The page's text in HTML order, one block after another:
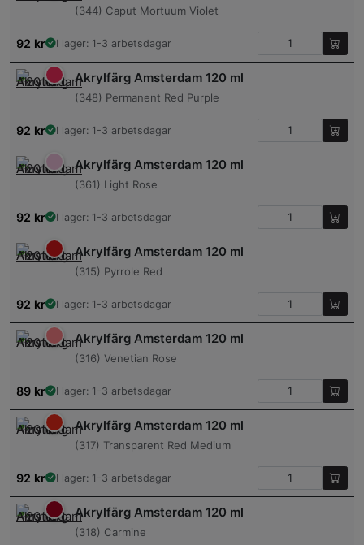
(344) Caput Mortuum Violet
92 kr I lager: 1-3 arbetsdagar
Akrylfärg Amsterdam 120 ml
(348) Permanent Red Purple
92 kr I lager: 1-3 arbetsdagar
Akrylfärg Amsterdam 120 ml
(361) Light Rose
92 kr I lager: 1-3 arbetsdagar
Akrylfärg Amsterdam 120 ml
(315) Pyrrole Red
92 kr I lager: 1-3 arbetsdagar
Akrylfärg Amsterdam 120 ml
(316) Venetian Rose
89 kr I lager: 1-3 arbetsdagar
Akrylfärg Amsterdam 120 ml
(317) Transparent Red Medium
92 kr I lager: 1-3 arbetsdagar
Akrylfärg Amsterdam 120 ml
(318) Carmine